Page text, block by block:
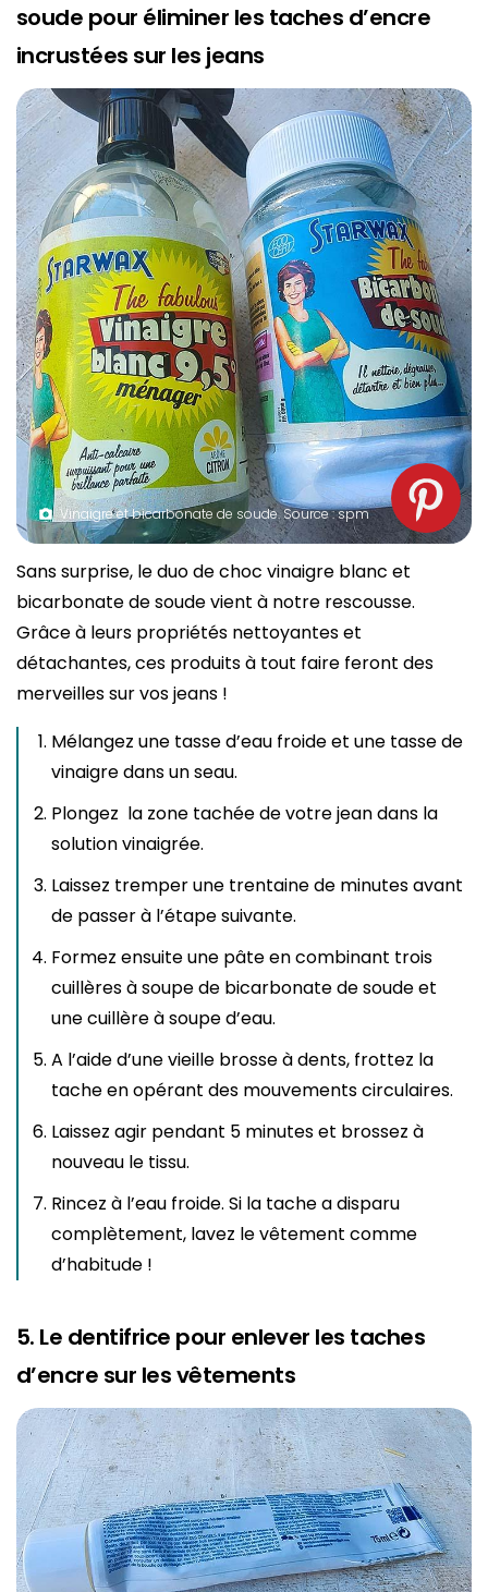
soude pour éliminer les taches d’encre
incrustées sur les jeans
Vinaigre et bicarbonate de soude. Source : spm
Sans surprise, le duo de choc vinaigre blanc et
bicarbonate de soude vient à notre rescousse.
Grâce à leurs propriétés nettoyantes et
détachantes, ces produits à tout faire feront des
merveilles sur vos jeans !
Mélangez une tasse d’eau froide et une tasse de
vinaigre dans un seau.
Plongez la zone tachée de votre jean dans la
solution vinaigrée.
Laissez tremper une trentaine de minutes avant
de passer à l’étape suivante.
Formez ensuite une pâte en combinant trois
cuillères à soupe de bicarbonate de soude et
une cuillère à soupe d’eau.
A l’aide d’une vieille brosse à dents, frottez la
tache en opérant des mouvements circulaires.
Laissez agir pendant 5 minutes et brossez à
nouveau le tissu.
Rincez à l’eau froide. Si la tache a disparu
complètement, lavez le vêtement comme
d’habitude !
5. Le dentifrice pour enlever les taches
d’encre sur les vêtements